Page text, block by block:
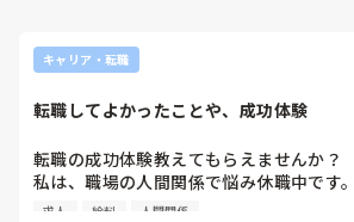
キャリア・転職
転職してよかったことや、成功体験
転職の成功体験教えてもらえませんか？
私は、職場の人間関係で悩み休職中です。
お給料や福利厚生が良かったので辞めた
求人 給料 人間関係